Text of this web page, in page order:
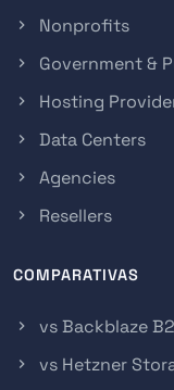
Nonprofits
Government &
Hosting
Data Centers
Agencies
Resellers
COMPARATIVAS
vs Backblaze B2
vs Hetzner